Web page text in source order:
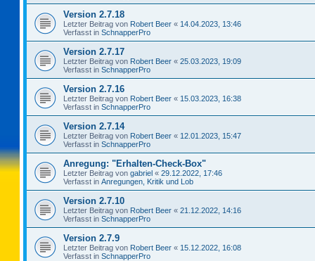
Version 2.7.18
Letzter Beitrag von Robert Beer « 14.04.2023, 13:46
Verfasst in SchnapperPro
Version 2.7.17
Letzter Beitrag von Robert Beer « 25.03.2023, 19:09
Verfasst in SchnapperPro
Version 2.7.16
Letzter Beitrag von Robert Beer « 15.03.2023, 16:38
Verfasst in SchnapperPro
Version 2.7.14
Letzter Beitrag von Robert Beer « 12.01.2023, 15:47
Verfasst in SchnapperPro
Anregung: "Erhalten-Check-Box"
Letzter Beitrag von gabriel « 29.12.2022, 17:46
Verfasst in Anregungen, Kritik und Lob
Version 2.7.10
Letzter Beitrag von Robert Beer « 21.12.2022, 14:16
Verfasst in SchnapperPro
Version 2.7.9
Letzter Beitrag von Robert Beer « 15.12.2022, 16:08
Verfasst in SchnapperPro